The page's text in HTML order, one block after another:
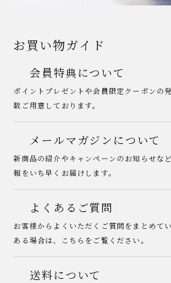
お買い物ガイド
会員特典について
ポイントプレゼントや会員限定クーポンの
数ご用意しております。
メールマガジンについて
新商品の紹介やキャンペーンのお知らせな
報をいち早くお届けします。
よくあるご質問
お客様からよくいただくご質問をまとめて
ある場合は、こちらをご覧ください。
送料について